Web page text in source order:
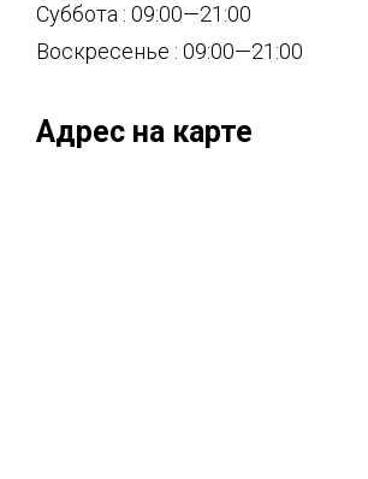
Суббота : 09:00—21:00
Воскресенье : 09:00—21:00
Адрес на карте